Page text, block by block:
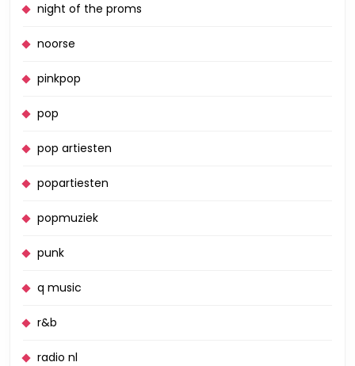
night of the proms
noorse
pinkpop
pop
pop artiesten
popartiesten
popmuziek
punk
q music
r&b
radio nl